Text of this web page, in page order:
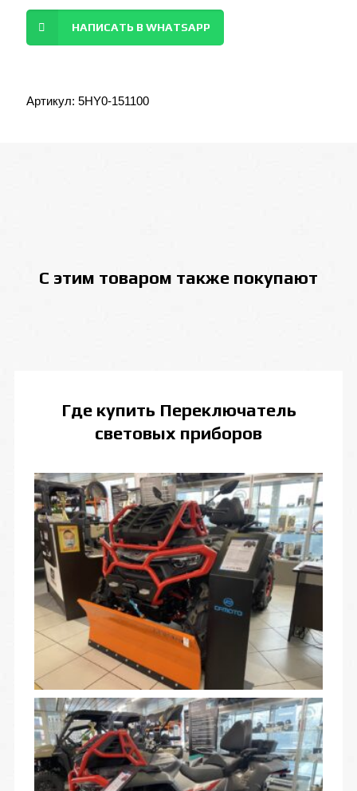
НАПИСАТЬ В WHATSAPP
Артикул: 5HY0-151100
С этим товаром также покупают
Где купить Переключатель
световых приборов